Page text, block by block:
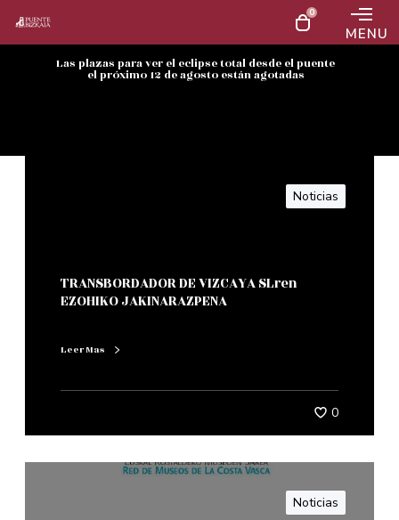
0
MENU
Las plazas para ver el eclipse total desde el puente
el próximo 12 de agosto están agotadas
Noticias
TRANSBORDADOR DE VIZCAYA SLren
EZOHIKO JAKINARAZPENA
Leer Mas
0
Noticias